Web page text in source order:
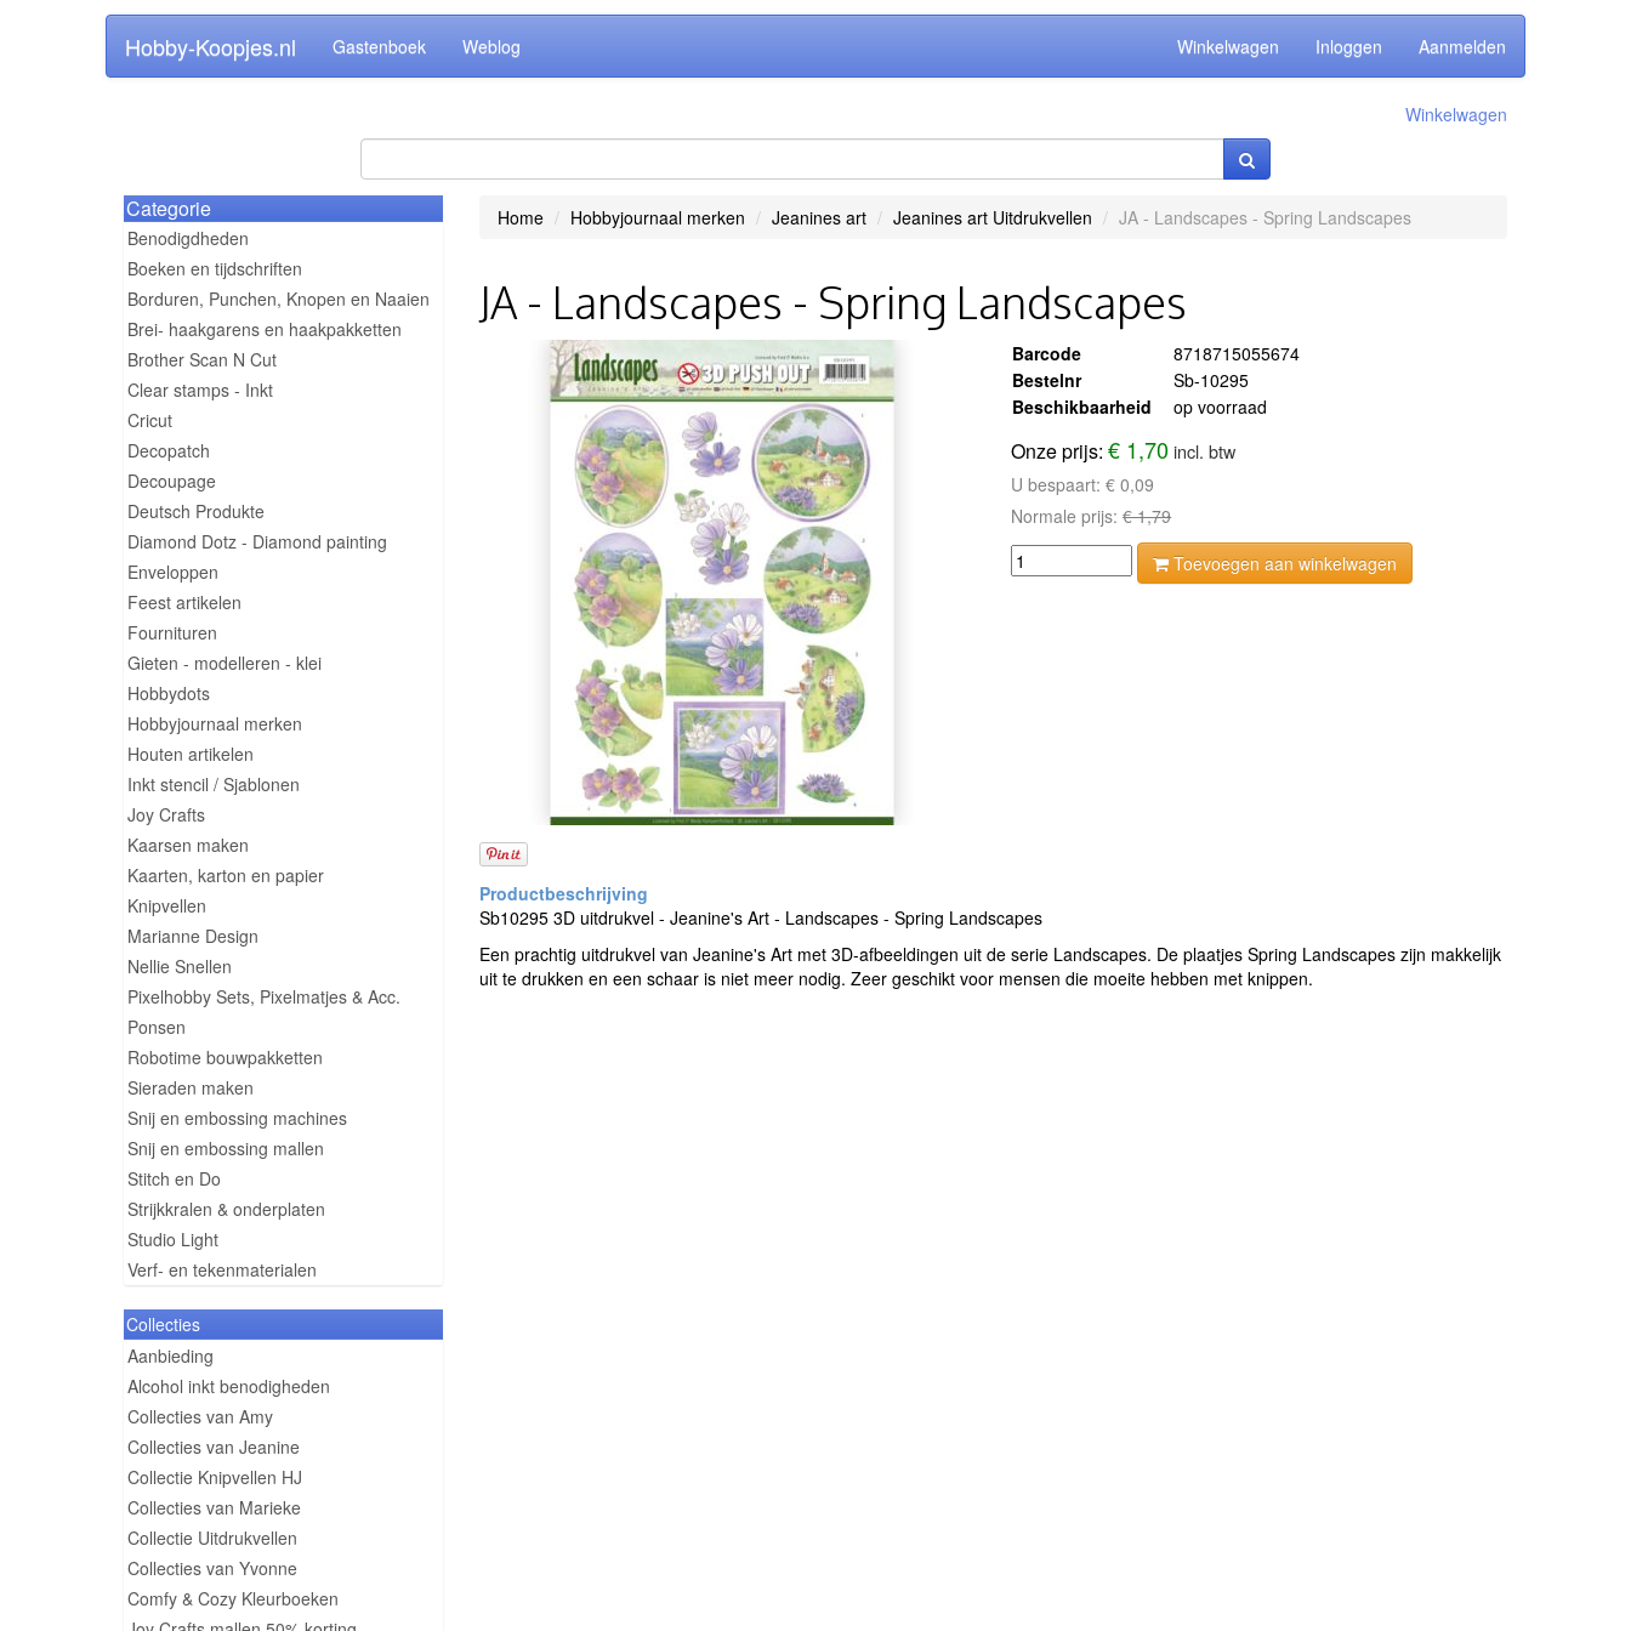
Hobby-Koopjes.nl Gastenboek Weblog Winkelwagen Inloggen Aanmelden
Winkelwagen
Categorie
Benodigdheden
Boeken en tijdschriften
Borduren, Punchen, Knopen en Naaien
Brei- haakgarens en haakpakketten
Brother Scan N Cut
Clear stamps - Inkt
Cricut
Decopatch
Decoupage
Deutsch Produkte
Diamond Dotz - Diamond painting
Enveloppen
Feest artikelen
Fournituren
Gieten - modelleren - klei
Hobbydots
Hobbyjournaal merken
Houten artikelen
Inkt stencil / Sjablonen
Joy Crafts
Kaarsen maken
Kaarten, karton en papier
Knipvellen
Marianne Design
Nellie Snellen
Pixelhobby Sets, Pixelmatjes & Acc.
Ponsen
Robotime bouwpakketten
Sieraden maken
Snij en embossing machines
Snij en embossing mallen
Stitch en Do
Strijkkralen & onderplaten
Studio Light
Verf- en tekenmaterialen
Collecties
Aanbieding
Alcohol inkt benodigheden
Collecties van Amy
Collecties van Jeanine
Collectie Knipvellen HJ
Collecties van Marieke
Collectie Uitdrukvellen
Collecties van Yvonne
Comfy & Cozy Kleurboeken
Home Hobbyjournaal merken Jeanines art Jeanines art Uitdrukvellen JA - Landscapes - Spring Landscapes
JA - Landscapes - Spring Landscapes
Barcode
8718715055674
Bestelnr
Sb-10295
Beschikbaarheid
op voorraad
Onze prijs:€ 1,70 incl. btw
U bespaart:€ 0,09
Normale prijs:€ 1,79
Toevoegen aan winkelwagen
Sb10295 3D uitdrukvel - Jeanine's Art - Landscapes - Spring Landscapes
Een prachtig uitdrukvel van Jeanine's Art met 3D-afbeeldingen uit de serie Landscapes. De plaatjes Spring Landscapes zijn makkelijk
uit te drukken en een schaar is niet meer nodig. Zeer geschikt voor mensen die moeite hebben met knippen.